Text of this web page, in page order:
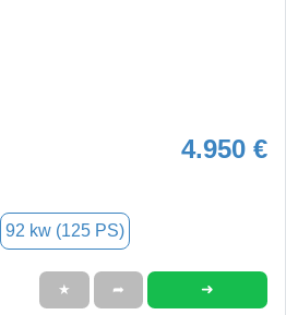
4.950 €
92 kw (125 PS)
★ ➦ ➜